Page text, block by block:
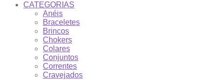
CATEGORIAS
Anéis
Braceletes
Brincos
Chokers
Colares
Conjuntos
Correntes
Cravejados